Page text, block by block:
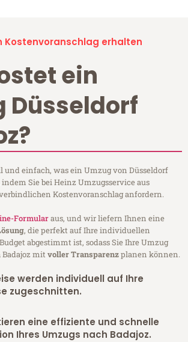
Kostenvoranschlag erhalten
ein
Düsseldorf
und einfach, was ein Umzug von Düsseldorf
Sie bei Heinz Umzugsservice aus
Kostenvoranschlag anfordern.
Formularaus, und wir liefern Ihnen eine
, die perfekt auf Ihre individuellen
abgestimmt ist, sodass Sie Ihre Umzug
mitvoller Transparenzplanen können.
werden individuell auf Ihre
zugeschnitten.
eine effiziente und schnelle
Ihres Umzugs nach Badajoz.